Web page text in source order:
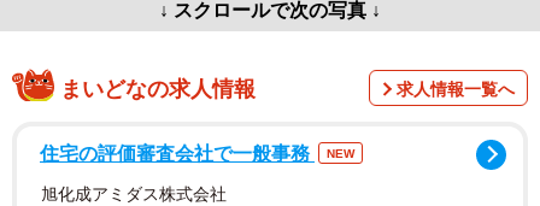
↓ スクロールで次の写真 ↓
まいどなの求人情報 求人情報一覧へ
住宅の評価審査会社で一般事務 NEW
旭化成アミダス株式会社